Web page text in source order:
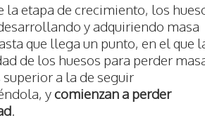
la etapa de crecimiento, los
y adquiriendo masa
que llega un punto, en el que
de los huesos para perder
superior a la de seguir
ycomienzan a perder
.